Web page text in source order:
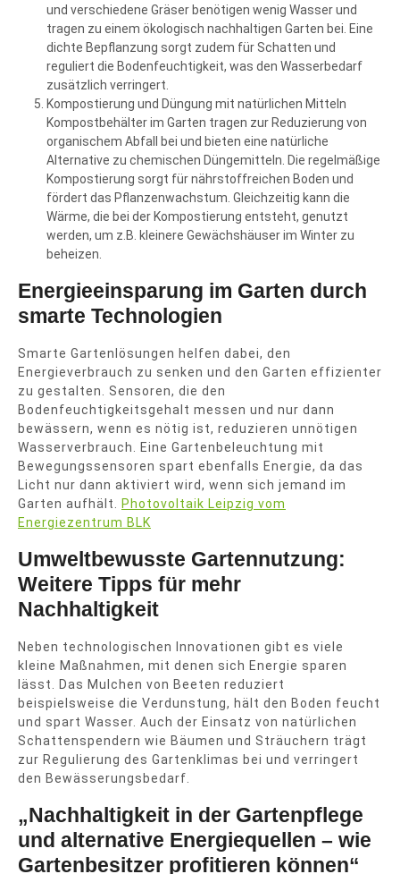
und verschiedene Gräser benötigen wenig Wasser und
tragen zu einem ökologisch nachhaltigen Garten bei. Eine
dichte Bepflanzung sorgt zudem für Schatten und
reguliert die Bodenfeuchtigkeit, was den Wasserbedarf
zusätzlich verringert.
Kompostierung und Düngung mit natürlichen Mitteln
Kompostbehälter im Garten tragen zur Reduzierung von
organischem Abfall bei und bieten eine natürliche
Alternative zu chemischen Düngemitteln. Die regelmäßige
Kompostierung sorgt für nährstoffreichen Boden und
fördert das Pflanzenwachstum. Gleichzeitig kann die
Wärme, die bei der Kompostierung entsteht, genutzt
werden, um z.B. kleinere Gewächshäuser im Winter zu
beheizen.
Energieeinsparung im Garten durch
smarte Technologien
Smarte Gartenlösungen helfen dabei, den
Energieverbrauch zu senken und den Garten effizienter
zu gestalten. Sensoren, die den
Bodenfeuchtigkeitsgehalt messen und nur dann
bewässern, wenn es nötig ist, reduzieren unnötigen
Wasserverbrauch. Eine Gartenbeleuchtung mit
Bewegungssensoren spart ebenfalls Energie, da das
Licht nur dann aktiviert wird, wenn sich jemand im
Garten aufhält.
Photovoltaik Leipzig vom
Energiezentrum BLK
Umweltbewusste Gartennutzung:
Weitere Tipps für mehr
Nachhaltigkeit
Neben technologischen Innovationen gibt es viele
kleine Maßnahmen, mit denen sich Energie sparen
lässt. Das Mulchen von Beeten reduziert
beispielsweise die Verdunstung, hält den Boden feucht
und spart Wasser. Auch der Einsatz von natürlichen
Schattenspendern wie Bäumen und Sträuchern trägt
zur Regulierung des Gartenklimas bei und verringert
den Bewässerungsbedarf.
„Nachhaltigkeit in der Gartenpflege
und alternative Energiequellen – wie
Gartenbesitzer profitieren können“